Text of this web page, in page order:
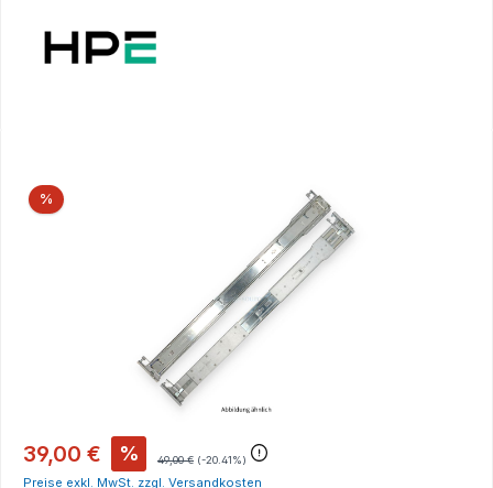
Bildergalerie überspringen
% Rabatt
39,00 € % 49,00 € (-20.41%)
Preise exkl. MwSt. zzgl. Versandkosten